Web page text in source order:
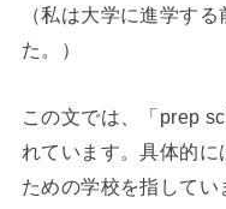
（私は大学に進学す
た。）
この文では、「prep
れています。具体的
ための学校を指してい